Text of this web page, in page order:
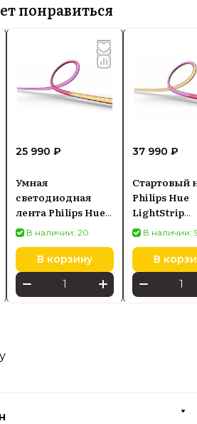
понравиться
25 990 ₽
Умная
светодиодная
лента Philips Hue
White and Color
Ambiance Play
Gradient lightstrip
для ТВ 55- 60
(929002422701)
В наличии: 20
В корзину
37 990 ₽
Стартовый
Philips Hue
LightStrip
Gradient for
для
34
В наличии:
В